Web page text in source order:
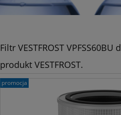
Filtr VESTFROST
produkt VESTFROST.
promocja